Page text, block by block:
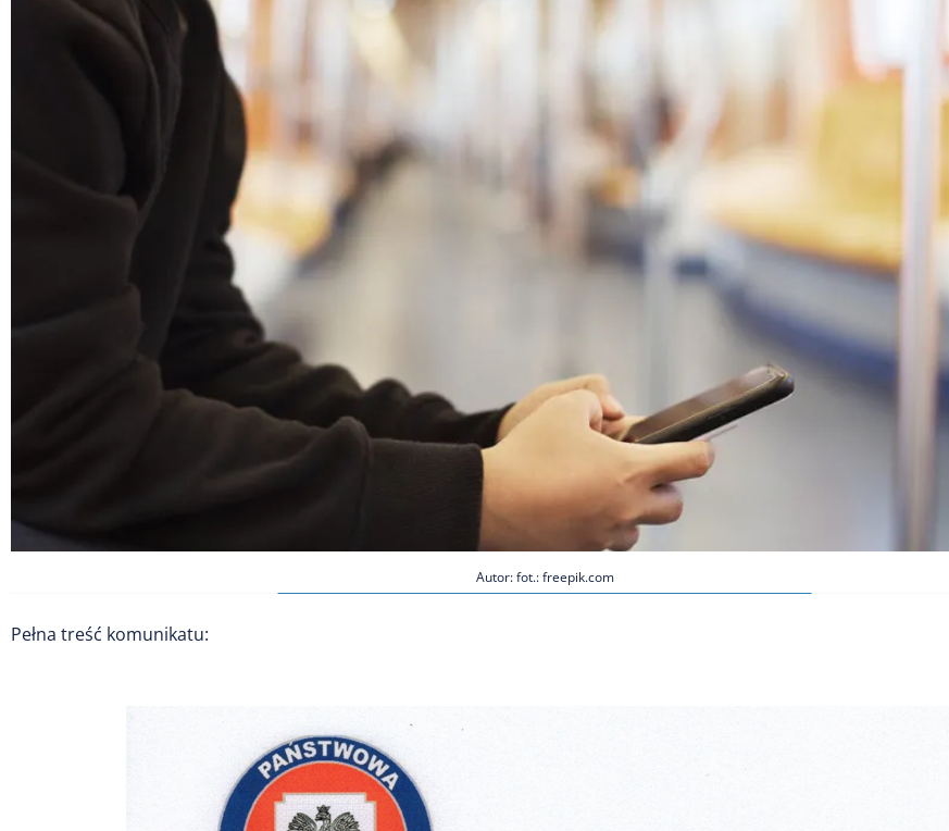
Autor: fot.: freepik.com
Pełna treść komunikatu: